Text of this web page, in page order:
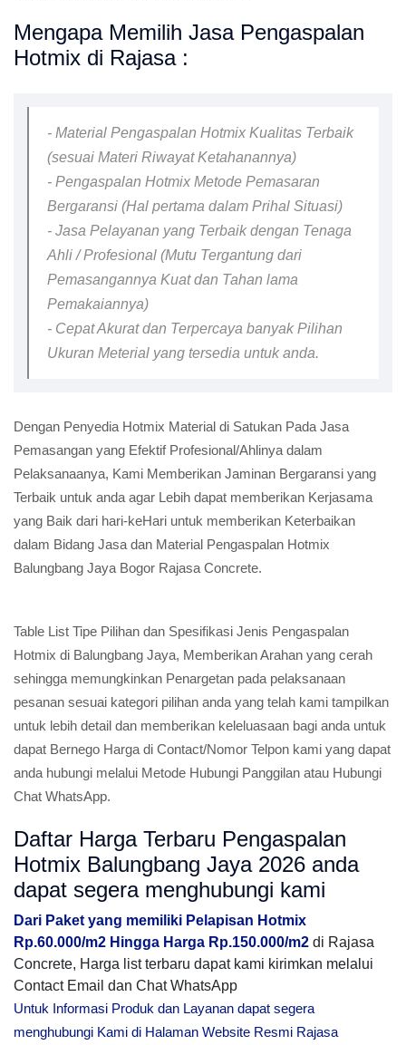
Mengapa Memilih Jasa Pengaspalan
Hotmix di Rajasa :
- Material Pengaspalan Hotmix Kualitas Terbaik
(sesuai Materi Riwayat Ketahanannya)
- Pengaspalan Hotmix Metode Pemasaran
Bergaransi (Hal pertama dalam Prihal Situasi)
- Jasa Pelayanan yang Terbaik dengan Tenaga
Ahli / Profesional (Mutu Tergantung dari
Pemasangannya Kuat dan Tahan lama
Pemakaiannya)
- Cepat Akurat dan Terpercaya banyak Pilihan
Ukuran Meterial yang tersedia untuk anda.
Dengan Penyedia Hotmix Material di Satukan Pada Jasa
Pemasangan yang Efektif Profesional/Ahlinya dalam
Pelaksanaanya, Kami Memberikan Jaminan Bergaransi yang
Terbaik untuk anda agar Lebih dapat memberikan Kerjasama
yang Baik dari hari-keHari untuk memberikan Keterbaikan
dalam Bidang Jasa dan Material Pengaspalan Hotmix
Balungbang Jaya Bogor Rajasa Concrete.
Table List Tipe Pilihan dan Spesifikasi Jenis Pengaspalan
Hotmix di Balungbang Jaya, Memberikan Arahan yang cerah
sehingga memungkinkan Penargetan pada pelaksanaan
pesanan sesuai kategori pilihan anda yang telah kami tampilkan
untuk lebih detail dan memberikan keleluasaan bagi anda untuk
dapat Bernego Harga di Contact/Nomor Telpon kami yang dapat
anda hubungi melalui Metode Hubungi Panggilan atau Hubungi
Chat WhatsApp.
Daftar Harga Terbaru Pengaspalan
Hotmix Balungbang Jaya 2026 anda
dapat segera menghubungi kami
Dari Paket yang memiliki Pelapisan Hotmix
Rp.60.000/m2 Hingga Harga Rp.150.000/m2 di Rajasa
Concrete, Harga list terbaru dapat kami kirimkan melalui
Contact Email dan Chat WhatsApp
Untuk Informasi Produk dan Layanan dapat segera
menghubungi Kami di Halaman Website Resmi Rajasa